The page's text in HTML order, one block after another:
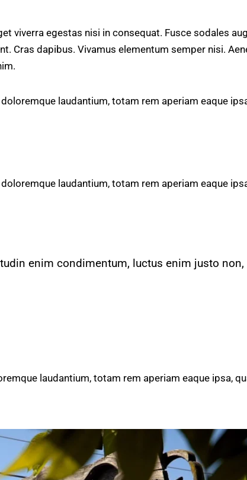
viverra egestas nisi in consequat. Fusce sodales
Cras dapibus. Vivamus elementum semper nisi.
laudantium, totam rem aperiam eaque
laudantium, totam rem aperiam eaque
enim condimentum, luctus enim justo non,
laudantium, totam rem aperiam eaque ipsa,